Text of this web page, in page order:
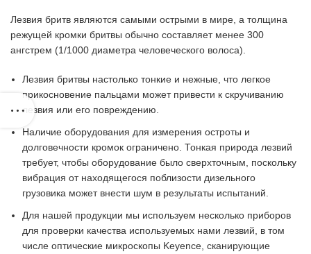
Лезвия бритв являются самыми острыми в мире, а толщина
режущей кромки бритвы обычно составляет менее 300
ангстрем (1/1000 диаметра человеческого волоса).
Лезвия бритвы настолько тонкие и нежные, что легкое
прикосновение пальцами может привести к скручиванию
лезвия или его повреждению.
Наличие оборудования для измерения остроты и
долговечности кромок ограничено. Тонкая природа лезвий
требует, чтобы оборудование было сверхточным, поскольку
вибрация от находящегося поблизости дизельного
грузовика может внести шум в результаты испытаний.
Для нашей продукции мы используем несколько приборов
для проверки качества используемых нами лезвий, в том
числе оптические микроскопы Keyence, сканирующие